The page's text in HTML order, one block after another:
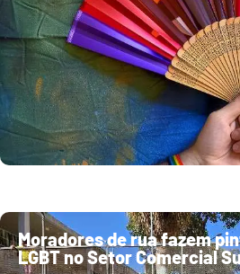
Moradores de rua fazem
LGBT no Setor Comercial